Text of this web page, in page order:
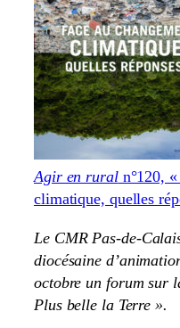
Agir en ruraln°120, «
climatique, quelles
Le CMR Pas-de-
diocésaine
octobre un forum sur
Plus belle la Terre ».